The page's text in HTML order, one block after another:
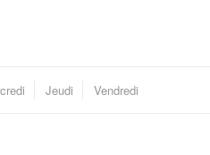
Jeudi Vendredi